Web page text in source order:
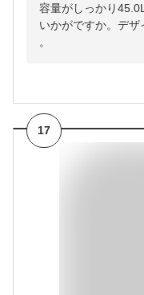
容量がしっかり
いかがですか。デ
。
17